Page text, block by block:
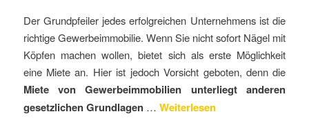
Der Grundpfeiler jedes erfolgreichen Unternehmens ist die
richtige Gewerbeimmobilie. Wenn Sie nicht sofort Nägel mit
Köpfen machen wollen, bietet sich als erste Möglichkeit
eine Miete an. Hier ist jedoch Vorsicht geboten, denn die
Miete von Gewerbeimmobilien unterliegt anderen
gesetzlichen Grundlagen … Weiterlesen